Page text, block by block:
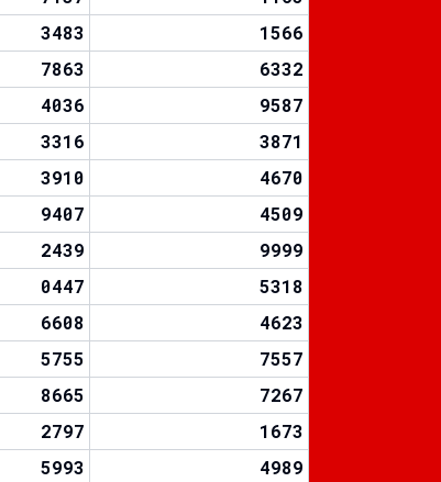
3483
1566
7863
6332
4036
9587
3316
3871
3910
4670
9407
4509
2439
9999
0447
5318
6608
4623
5755
7557
8665
7267
2797
1673
5993
4989